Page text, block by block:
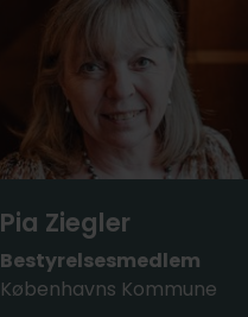
Pia Ziegler
Bestyrelsesmedlem
Københavns Kommune